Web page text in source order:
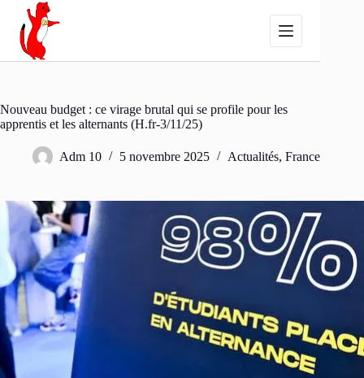
Passer
contenu
Nouveau budget : ce virage brutal qui se profile pour les
apprentis et les alternants (H.fr-3/11/25)
Adm 10 5 novembre 2025 Actualités, France